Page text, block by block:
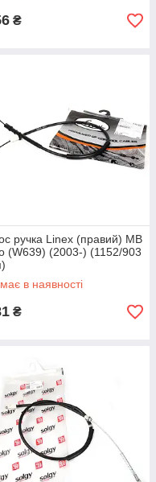
₴
ручка Linex (правий) MB
(W639) (2003-) (1152/903
в наявності
₴